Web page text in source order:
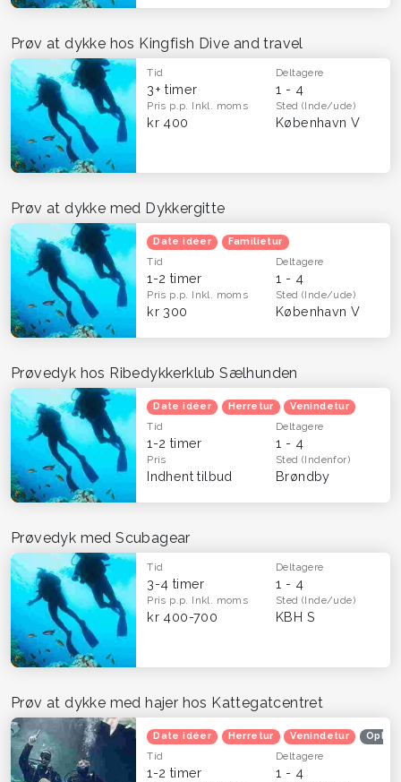
Prøv at dykke hos Kingfish Dive and travel
Tid
3+ timer
Deltagere
1 - 4
Pris p.p. Inkl. moms
kr 400
Sted(Inde/ude)
København V
Prøv at dykke med Dykkergitte
Date idéer Familietur
Tid
1-2 timer
Deltagere
1 - 4
Pris p.p. Inkl. moms
kr 300
Sted(Inde/ude)
København V
Prøvedyk hos Ribedykkerklub Sælhunden
Date idéer Herretur Venindetur
Tid
1-2 timer
Deltagere
1 - 4
Pris
Indhent tilbud
Sted(Indenfor)
Brøndby
Prøvedyk med Scubagear
Tid
3-4 timer
Deltagere
1 - 4
Pris p.p. Inkl. moms
kr 400-700
Sted(Inde/ude)
KBH S
Prøv at dykke med hajer hos Kattegatcentret
Date idéer Herretur Venindetur
Tid
1-2 timer
Deltagere
1 - 4